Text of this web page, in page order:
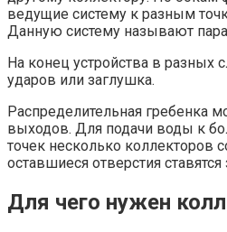
ведущие систему к разным
Данную систему называют
На конец устройства в разных
ударов или заглушка.
Распределительная гребенка
выходов. Для подачи воды к
точек несколько коллекторов
оставшиеся отверстия
Для чего нужен